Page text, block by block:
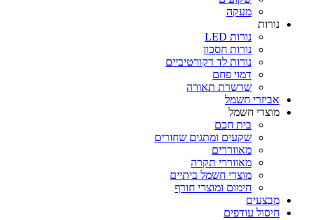
מעקה
נורות
נורות LED
נורות חסכון
נורות לד דקורטיביים
דמוי פחם
שרשרת תאורה
אביזרי חשמל
מוצרי חשמל
בית חכם
שקעים ומתגים שחורים
מאווררים
מאווררי תקרה
מוצרי חשמל ביתיים
חימום ומוצרי חורף
מבצעים
חיסול עודפים